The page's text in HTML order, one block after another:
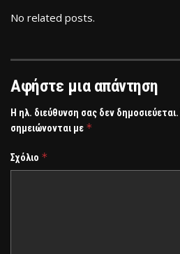
No related posts.
Αφήστε μια απάντηση
Η ηλ. διεύθυνση σας δεν δημοσιεύεται.
σημειώνονται με *
Σχόλιο *